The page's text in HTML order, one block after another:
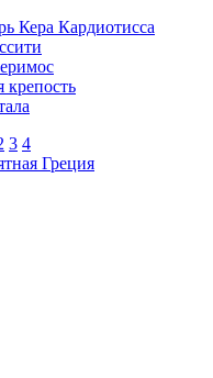
Кера Кардиотисса
крепость
3 4
Греция